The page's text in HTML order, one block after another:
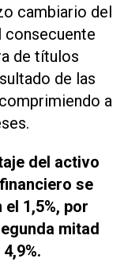
cambiario del
consecuente
de títulos
de las
a
del activo
se
1,5%, por
mitad